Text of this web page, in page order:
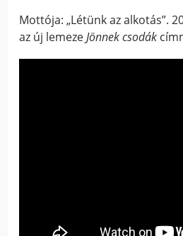
Mottója: „Létünk az alkotás”.
az új lemezeJönnek csodák